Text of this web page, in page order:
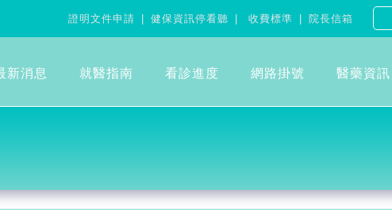
證明文件申請 健保資訊停看聽 收費標準 院長信箱
新消息 就醫指南 看診進度 網路掛號 醫藥資訊